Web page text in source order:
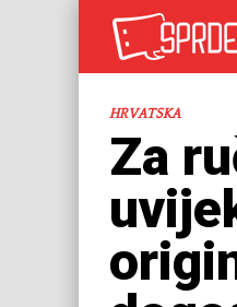
HRVATSKA
Za